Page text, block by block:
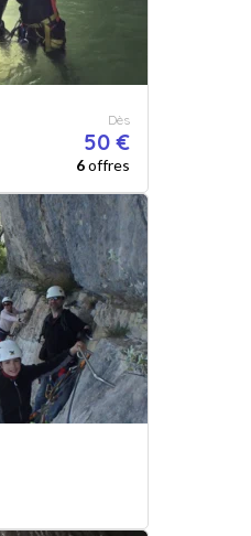
Dès
50 €
6offres